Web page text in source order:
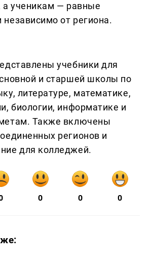
а ученикам — равные
от региона.
учебники для
и старшей школы по
литературе, математике,
биологии, информатике и
Также включены
регионов и
для колледжей.
0 0 0